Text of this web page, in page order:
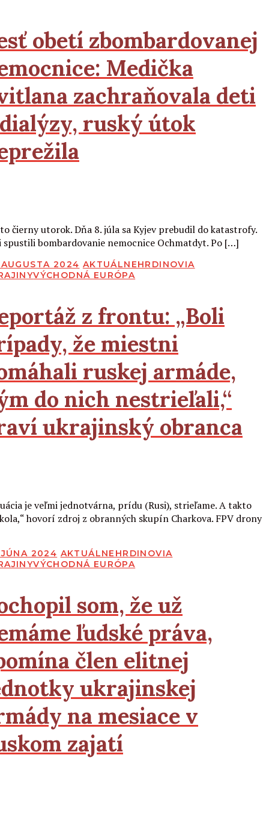
obetí zbombardovanej
Medička
zachraňovala deti
ruský útok
čierny utorok. Dňa 8. júla sa Kyjev prebudil do katastrofy.
spustili bombardovanie nemocnice Ochmatdyt. Po […]
2024 AKTUÁLNEHRDINOVIA
VÝCHODNÁ EURÓPA
z frontu: „Boli
že miestni
ruskej armáde,
do nich nestrieľali,“
ukrajinský obranca
je veľmi jednotvárna, prídu (Rusi), strieľame. A takto
hovorí zdroj z obranných skupín Charkova. FPV drony
2024 AKTUÁLNE HRDINOVIA
VÝCHODNÁ EURÓPA
som, že už
ľudské práva,
člen elitnej
ukrajinskej
na mesiace v
zajatí